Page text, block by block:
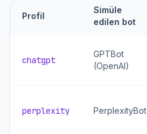
Profil
Simüle
edilen bot
chatgpt
GPTBot
(OpenAI)
perplexity PerplexityBot